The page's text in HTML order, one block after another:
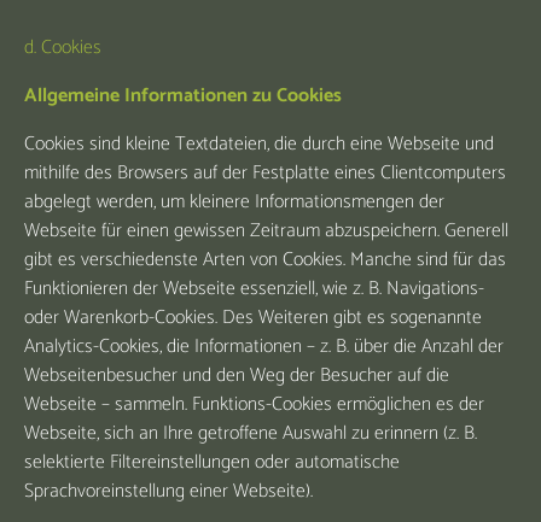
d. Cookies
Allgemeine Informationen zu Cookies
Cookies sind kleine Textdateien, die durch eine Webseite und
mithilfe des Browsers auf der Festplatte eines Clientcomputers
abgelegt werden, um kleinere Informationsmengen der
Webseite für einen gewissen Zeitraum abzuspeichern. Generell
gibt es verschiedenste Arten von Cookies. Manche sind für das
Funktionieren der Webseite essenziell, wie z. B. Navigations-
oder Warenkorb-Cookies. Des Weiteren gibt es sogenannte
Analytics-Cookies, die Informationen – z. B. über die Anzahl der
Webseitenbesucher und den Weg der Besucher auf die
Webseite – sammeln. Funktions-Cookies ermöglichen es der
Webseite, sich an Ihre getroffene Auswahl zu erinnern (z. B.
selektierte Filtereinstellungen oder automatische
Sprachvoreinstellung einer Webseite).